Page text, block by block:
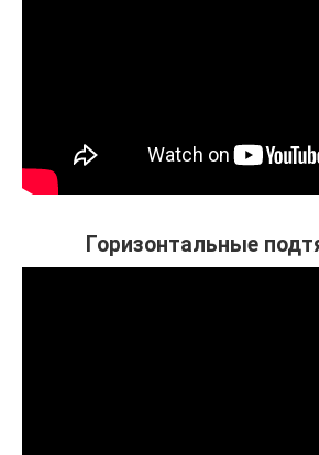
Горизонтальные